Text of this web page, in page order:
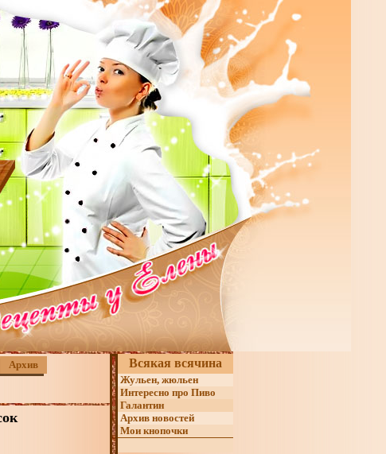
Архив Всякая всячина
Жульен, жюльен
Интересно про Пиво
Галантин
Архив новостей
Мои кнопочки